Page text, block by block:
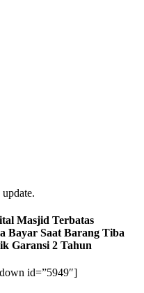
Masjid Terbatas
Bayar Saat Barang Tiba
Garansi 2 Tahun
id=”5949″]